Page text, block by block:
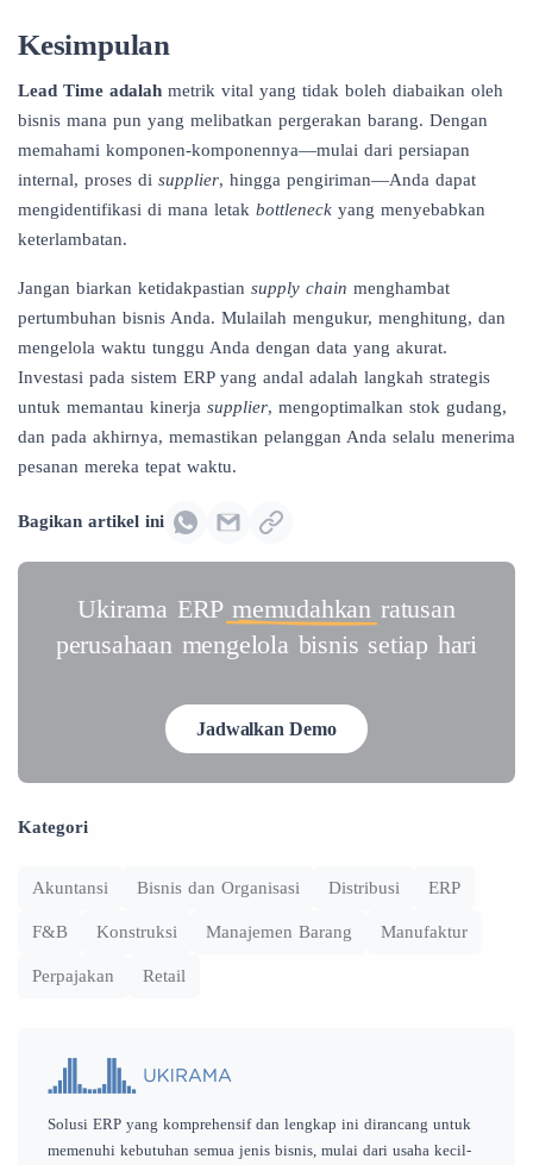
Kesimpulan
Lead Time adalah metrik vital yang tidak boleh diabaikan oleh
bisnis mana pun yang melibatkan pergerakan barang. Dengan
memahami komponen-komponennya—mulai dari persiapan
internal, proses di supplier, hingga pengiriman—Anda dapat
mengidentifikasi di mana letak bottleneck yang menyebabkan
keterlambatan.
Jangan biarkan ketidakpastian supply chain menghambat
pertumbuhan bisnis Anda. Mulailah mengukur, menghitung, dan
mengelola waktu tunggu Anda dengan data yang akurat.
Investasi pada sistem ERP yang andal adalah langkah strategis
untuk memantau kinerja supplier, mengoptimalkan stok gudang,
dan pada akhirnya, memastikan pelanggan Anda selalu menerima
pesanan mereka tepat waktu.
Bagikan artikel ini
Ukirama ERP memudahkan ratusan
perusahaan mengelola bisnis setiap hari
Jadwalkan Demo
Kategori
Akuntansi Bisnis dan Organisasi Distribusi ERP
F&B Konstruksi Manajemen Barang Manufaktur
Perpajakan Retail
Solusi ERP yang komprehensif dan lengkap ini dirancang untuk
memenuhi kebutuhan semua jenis bisnis, mulai dari usaha kecil-